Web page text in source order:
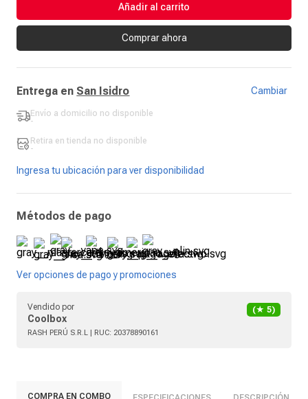
Añadir al carrito
Comprar ahora
Entrega en San Isidro Cambiar
Envío a domicilio no disponible
-
Retira en tienda no disponible
-
Ingresa tu ubicación para ver disponibilidad
Métodos de pago
Ver opciones de pago y promociones
Vendido por
Coolbox
(★ 5)
RASH PERÚ S.R.L | RUC: 20378890161
COMPRA EN COMBO